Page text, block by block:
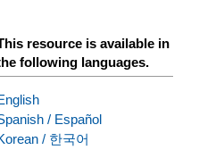
resource is available in
following languages.
/ Español
/ 한국어